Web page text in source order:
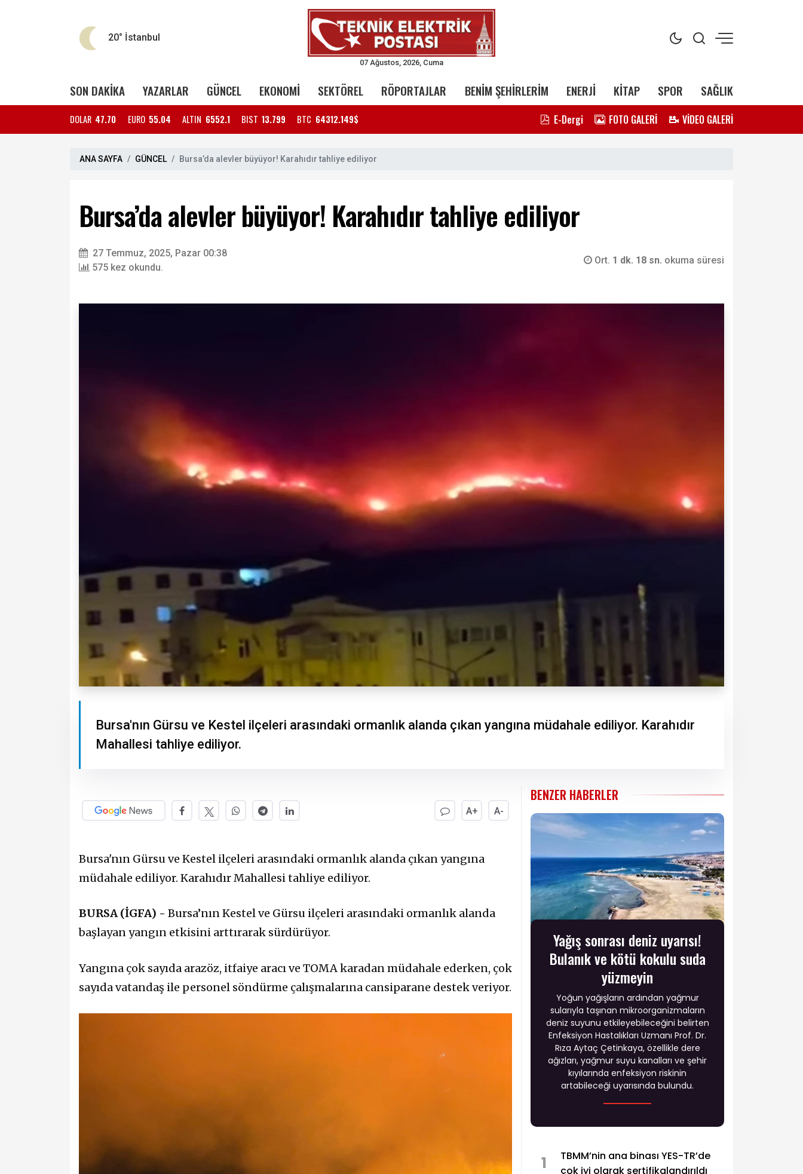
20° İstanbul
07 Ağustos, 2026, Cuma
SON DAKİKA YAZARLAR GÜNCEL EKONOMİ SEKTÖREL RÖPORTAJLAR BENİM ŞEHİRLERİM ENERJİ KİTAP SPOR SAĞLIK
DOLAR 47.70 EURO 55.04 ALTIN 6552.1 BIST 13.799 BTC 64312.149$ E-Dergi FOTO GALERİ VİDEO GALERİ
ANA SAYFA GÜNCEL Bursa’da alevler büyüyor! Karahıdır tahliye ediliyor
Bursa’da alevler büyüyor! Karahıdır tahliye ediliyor
27 Temmuz, 2025, Pazar 00:38
575 kez okundu.
Ort. 1 dk. 18 sn. okuma süresi
Bursa'nın Gürsu ve Kestel ilçeleri arasındaki ormanlık alanda çıkan yangına müdahale ediliyor. Karahıdır
Mahallesi tahliye ediliyor.
A+ A-
Bursa'nın Gürsu ve Kestel ilçeleri arasındaki ormanlık alanda çıkan yangına
müdahale ediliyor. Karahıdır Mahallesi tahliye ediliyor.
BURSA (İGFA) - Bursa’nın Kestel ve Gürsu ilçeleri arasındaki ormanlık alanda
başlayan yangın etkisini arttırarak sürdürüyor.
Yangına çok sayıda arazöz, itfaiye aracı ve TOMA karadan müdahale ederken, çok
sayıda vatandaş ile personel söndürme çalışmalarına cansiparane destek veriyor.
BENZER HABERLER
Yağış sonrası deniz uyarısı!
Bulanık ve kötü kokulu suda
yüzmeyin
Yoğun yağışların ardından yağmur
sularıyla taşınan mikroorganizmaların
deniz suyunu etkileyebileceğini belirten
Enfeksiyon Hastalıkları Uzmanı Prof. Dr.
Rıza Aytaç Çetinkaya, özellikle dere
ağızları, yağmur suyu kanalları ve şehir
kıyılarında enfeksiyon riskinin
artabileceği uyarısında bulundu.
1
TBMM’nin ana binası YES-TR’de
çok iyi olarak sertifikalandırıldı